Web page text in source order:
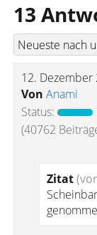
13
12.
Von Anami
Status:
(40762
Zitat